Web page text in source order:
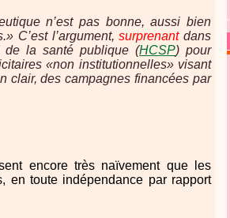
n’est pas bonne, aussi bien
C’est l’argument,surprenantdans
de la santé publique (HCSP) pour
«non institutionnelles» visant
clair, des campagnes financées par
encore très naïvement que les
en toute indépendance par rapport